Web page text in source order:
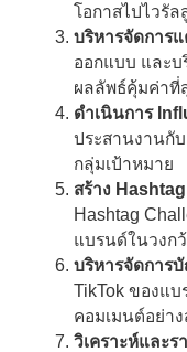
โอกาสไปไวรัล
บริหารจัดการ
ออกแบบ และ
ผลลัพธ์คุ้มค่าที่
ดำเนินการ
ประสานงานกั
กลุ่มเป้าหมาย
สร้าง
Hashtag
แบรนด์ในวงก
บริหารจัดการ
TikTok ของแ
คอมเมนต์อย่าง
วิเคราะห์และร